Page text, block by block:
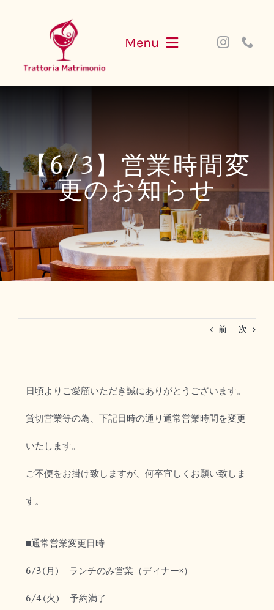
content
Menu
PARTY
WEB SHOP
法人ご利用(マリーグラン赤坂)
【6/3】営業時間変
更のお知らせ
前 次
日頃よりご愛顧いただき誠にありがとうございます。
貸切営業等の為、下記日時の通り通常営業時間を変更
いたします。
ご不便をお掛け致しますが、何卒宜しくお願い致しま
す。
■通常営業変更日時
6/3(月) ランチのみ営業（ディナー×）
6/4(火) 予約満了